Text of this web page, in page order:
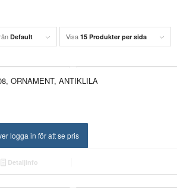
Default Visa 15 Produkter per sida
ORNAMENT, ANTIKLILA
logga in för att se pris
Detaljinfo